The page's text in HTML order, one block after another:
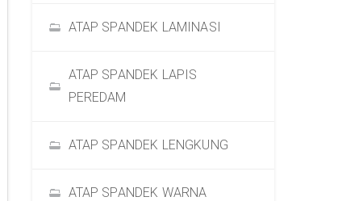
ATAP SPANDEK LAMINASI
ATAP SPANDEK LAPIS
PEREDAM
ATAP SPANDEK LENGKUNG
ATAP SPANDEK WARNA